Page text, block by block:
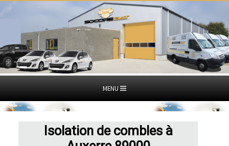
MENU
Isolation de combles à